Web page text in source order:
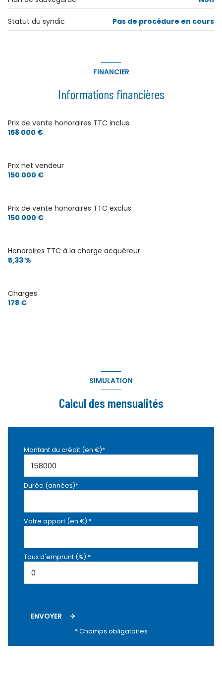
Statut du syndic Pas de procédure en cours
FINANCIER
Informations financières
Prix de vente honoraires TTC inclus
158 000 €
Prix net vendeur
150 000 €
Prix de vente honoraires TTC exclus
150 000 €
Honoraires TTC à la charge acquéreur
5,33 %
Charges
178 €
SIMULATION
Calcul des mensualités
Montant du crédit (en €)*
Durée (années)*
Votre apport (en €) *
Taux d'emprunt (%) *
ENVOYER
* Champs obligatoires